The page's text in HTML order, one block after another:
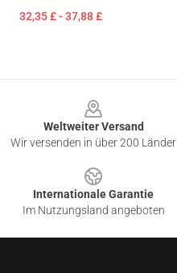
32,35 £ - 37,88 £
Weltweiter Versand
Wir versenden in über 200 Länder
Internationale Garantie
Im Nutzungsland angeboten